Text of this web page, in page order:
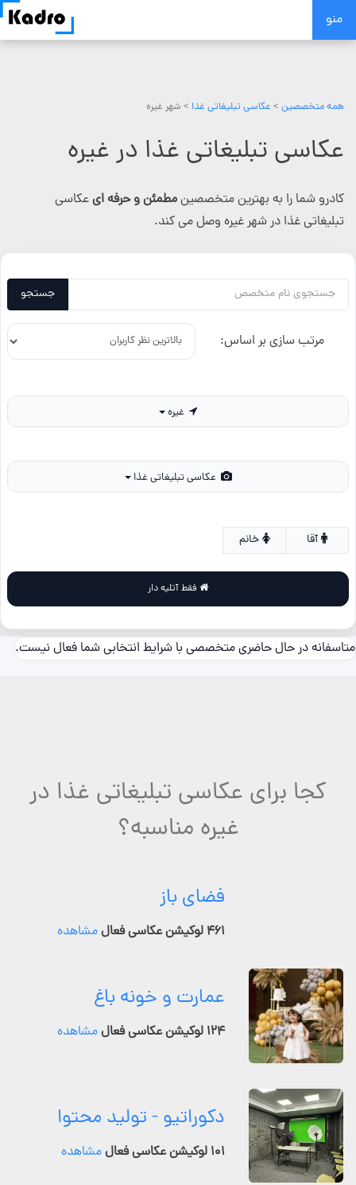
Skip
منو
همه متخصصین > عکاسی تبلیغاتی غذا > شهر غیره
عکاسی تبلیغاتی غذا در غیره
کادرو شما را به بهترین متخصصینمطمئن و حرفه ایعکاسی
تبلیغاتی غذا در شهر غیره وصل می کند.
جستجو
مرتب سازی بر اساس:
خانم
متاسفانه در حال حاضری متخصصی با شرایط انتخابی شما فعال نیست.
کجا برای عکاسی تبلیغاتی غذا در
غیره مناسبه؟
فضای باز
۴۶۱ لوکیشن عکاسی فعال مشاهده
عمارت و خونه باغ
۱۲۴ لوکیشن عکاسی فعال مشاهده
دکوراتیو - تولید محتوا
۱۰۱ لوکیشن عکاسی فعال مشاهده